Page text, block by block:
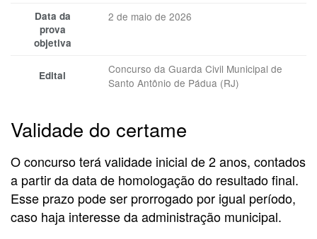
Data da
prova
objetiva
2 de maio de 2026
Edital
Concurso da Guarda Civil Municipal de
Santo Antônio de Pádua (RJ)
Validade do certame
O concurso terá validade inicial de 2 anos, contados
a partir da data de homologação do resultado final.
Esse prazo pode ser prorrogado por igual período,
caso haja interesse da administração municipal.